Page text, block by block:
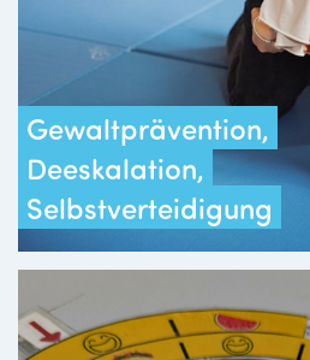
Gewaltprävention,
Deeskalation,
Selbstverteidigung